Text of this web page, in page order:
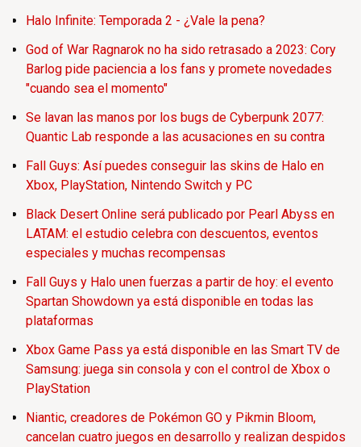
Halo Infinite: Temporada 2 - ¿Vale la pena?
God of War Ragnarok no ha sido retrasado a 2023: Cory
Barlog pide paciencia a los fans y promete novedades
"cuando sea el momento"
Se lavan las manos por los bugs de Cyberpunk 2077:
Quantic Lab responde a las acusaciones en su contra
Fall Guys: Así puedes conseguir las skins de Halo en
Xbox, PlayStation, Nintendo Switch y PC
Black Desert Online será publicado por Pearl Abyss en
LATAM: el estudio celebra con descuentos, eventos
especiales y muchas recompensas
Fall Guys y Halo unen fuerzas a partir de hoy: el evento
Spartan Showdown ya está disponible en todas las
plataformas
Xbox Game Pass ya está disponible en las Smart TV de
Samsung: juega sin consola y con el control de Xbox o
PlayStation
Niantic, creadores de Pokémon GO y Pikmin Bloom,
cancelan cuatro juegos en desarrollo y realizan despidos